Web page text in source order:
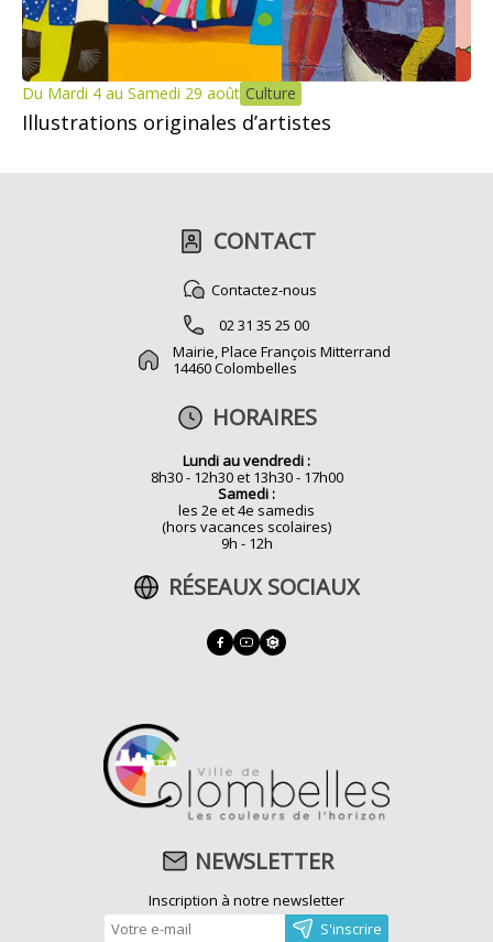
Du Mardi 4 au Samedi 29 août Culture
Illustrations originales d’artistes
CONTACT
Contactez-nous
02 31 35 25 00
Mairie, Place François Mitterrand
14460 Colombelles
HORAIRES
Lundi au vendredi :
8h30 - 12h30 et 13h30 - 17h00
Samedi :
les 2e et 4e samedis
(hors vacances scolaires)
9h - 12h
RÉSEAUX SOCIAUX
NEWSLETTER
Inscription à notre newsletter